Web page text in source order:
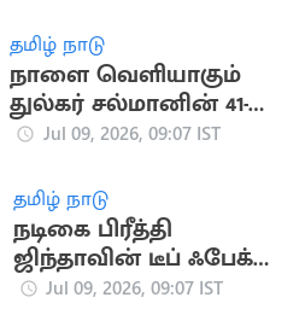
தமிழ் நாடு
நாளை வெளியாகும்
துல்கர் சல்மானின் 41-
வது படத்தின் 'பர்ஸ்ட்
Jul 09, 2026, 09:07 IST
தமிழ் நாடு
நடிகை பிரீத்தி
ஜிந்தாவின் டீப் ஃபேக்
வீடியோக்களை நீக்க
Jul 09, 2026, 09:07 IST